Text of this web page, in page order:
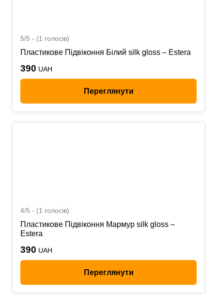
5/5 - (1 голосів)
Пластикове Підвіконня Білий silk gloss – Estera
390 UAH
Переглянути
4/5 - (1 голосів)
Пластикове Підвіконня Мармур silk gloss –
Estera
390 UAH
Переглянути